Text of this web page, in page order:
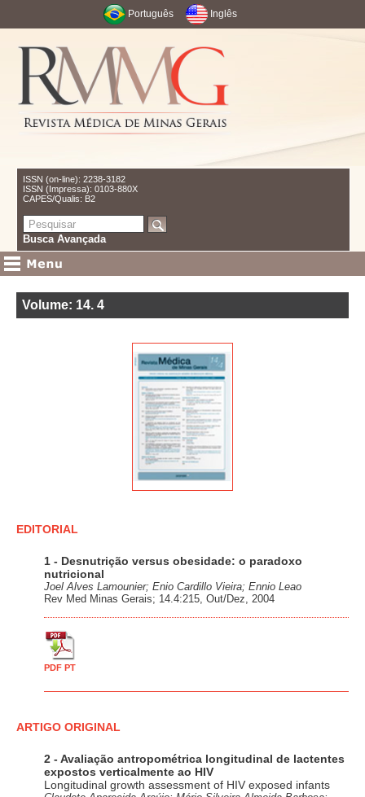
Português Inglês
ISSN (on-line): 2238-3182
ISSN (Impressa): 0103-880X
CAPES/Qualis: B2
Busca Avançada
Volume: 14. 4
EDITORIAL
1 - Desnutrição versus obesidade: o paradoxo
nutricional
Joel Alves Lamounier; Enio Cardillo Vieira; Ennio Leao
Rev Med Minas Gerais; 14.4:215, Out/Dez, 2004
PDF PT
ARTIGO ORIGINAL
2 - Avaliação antropométrica longitudinal de lactentes
expostos verticalmente ao HIV
Longitudinal growth assessment of HIV exposed infants